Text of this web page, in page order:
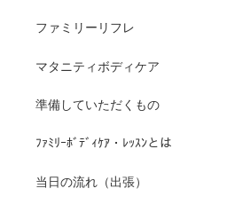
ファミリーリフレ
マタニティボディケア
準備していただくもの
ﾌｧﾐﾘｰﾎﾞﾃﾞｨｹｱ・ﾚｯｽﾝとは
当日の流れ（出張）